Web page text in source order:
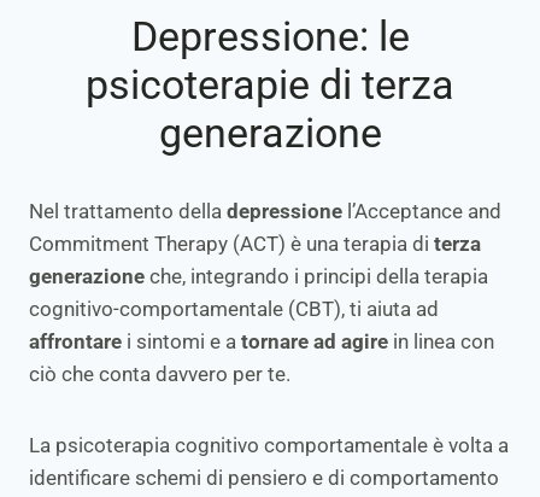
Depressione: le
psicoterapie di terza
generazione
Nel trattamento della depressione l’Acceptance and
Commitment Therapy (ACT) è una terapia di terza
generazione che, integrando i principi della terapia
cognitivo-comportamentale (CBT), ti aiuta ad
affrontare i sintomi e a tornare ad agire in linea con
ciò che conta davvero per te.
La psicoterapia cognitivo comportamentale è volta a
identificare schemi di pensiero e di comportamento